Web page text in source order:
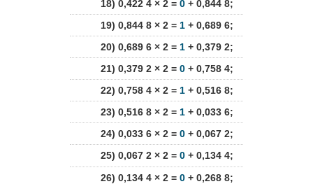
18) 0,422 4 × 2 = 0 + 0,844 8;
19) 0,844 8 × 2 = 1 + 0,689 6;
20) 0,689 6 × 2 = 1 + 0,379 2;
21) 0,379 2 × 2 = 0 + 0,758 4;
22) 0,758 4 × 2 = 1 + 0,516 8;
23) 0,516 8 × 2 = 1 + 0,033 6;
24) 0,033 6 × 2 = 0 + 0,067 2;
25) 0,067 2 × 2 = 0 + 0,134 4;
26) 0,134 4 × 2 = 0 + 0,268 8;